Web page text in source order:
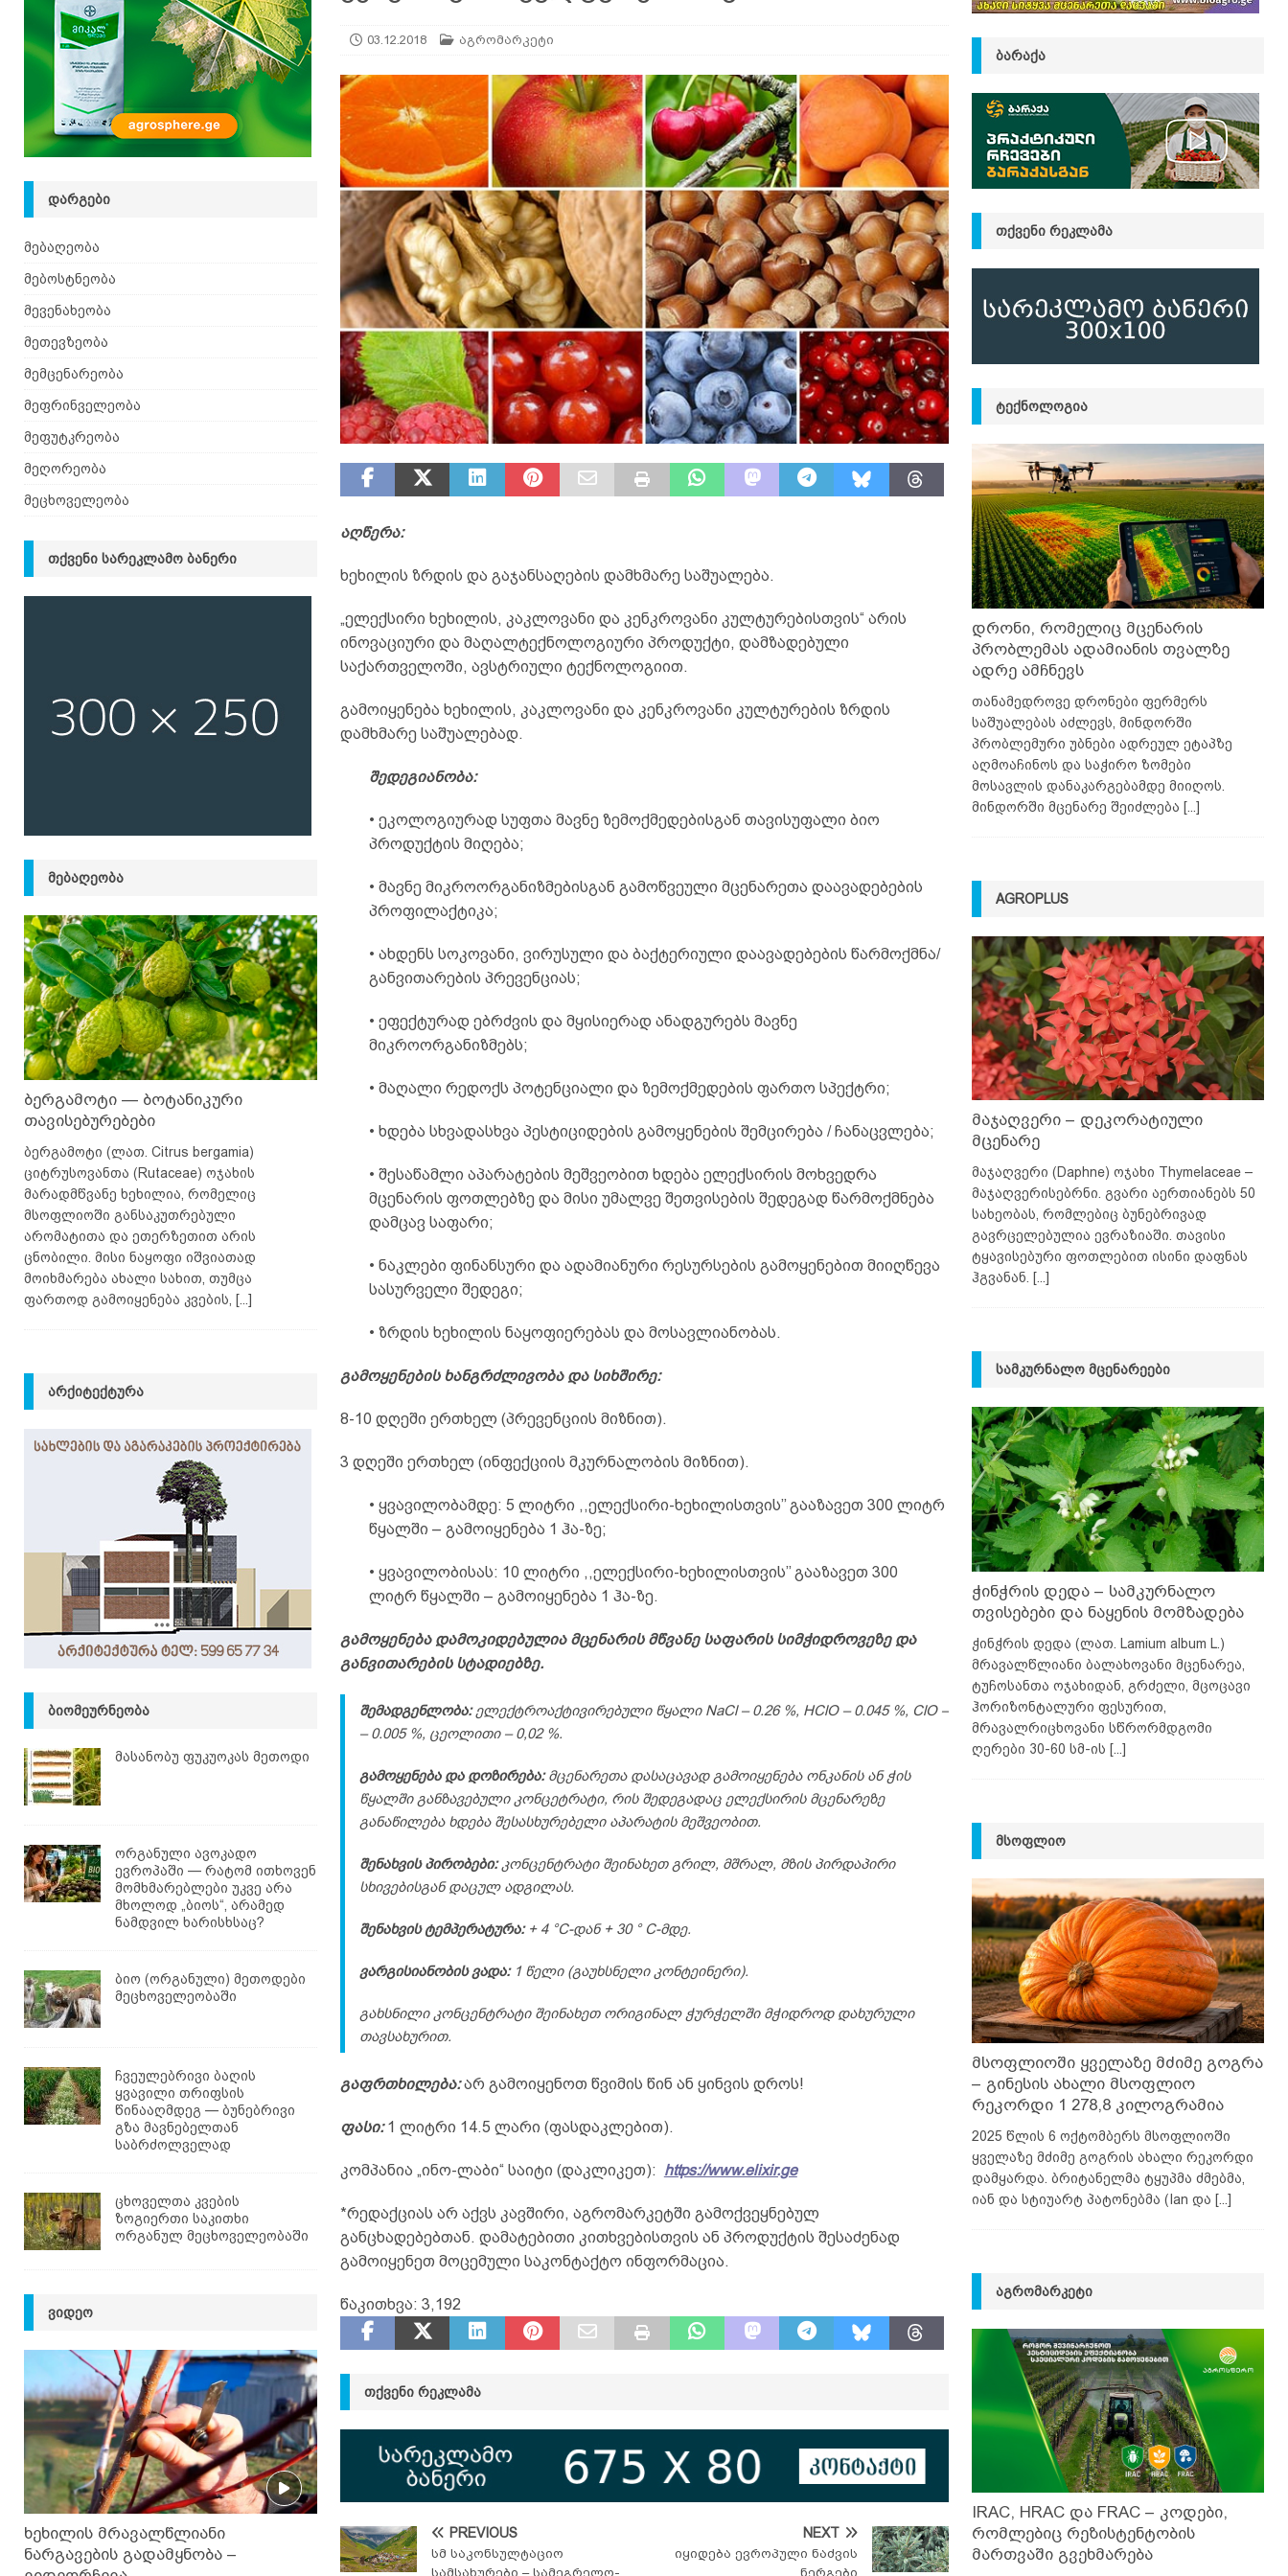
იზრდება ᲛᲔᲑᲝᲡᲢᲜᲔᲝᲑᲐ
[ 06.08.2026 ] მაჯაღვერი – დეკორატიული მცენარე AGROPLUS
03.12.2018 აგრომარკეტი
აღწერა:
ხეხილის ზრდის და გაჯანსაღების დამხმარე საშუალება.
„ელექსირი ხეხილის, კაკლოვანი და კენკროვანი კულტურებისთვის“ არის
ინოვაციური და მაღალტექნოლოგიური პროდუქტი, დამზადებული
საქართველოში, ავსტრიული ტექნოლოგიით.
გამოიყენება ხეხილის, კაკლოვანი და კენკროვანი კულტურების ზრდის
დამხმარე საშუალებად.
შედეგიანობა:
• ეკოლოგიურად სუფთა მავნე ზემოქმედებისგან თავისუფალი ბიო
პროდუქტის მიღება;
• მავნე მიკროორგანიზმებისგან გამოწვეული მცენარეთა დაავადებების
პროფილაქტიკა;
• ახდენს სოკოვანი, ვირუსული და ბაქტერიული დაავადებების წარმოქმნა/
განვითარების პრევენციას;
• ეფექტურად ებრძვის და მყისიერად ანადგურებს მავნე
მიკროორგანიზმებს;
• მაღალი რედოქს პოტენციალი და ზემოქმედების ფართო სპექტრი;
• ხდება სხვადასხვა პესტიციდების გამოყენების შემცირება / ჩანაცვლება;
• შესაწამლი აპარატების მეშვეობით ხდება ელექსირის მოხვედრა
მცენარის ფოთლებზე და მისი უმალვე შეთვისების შედეგად წარმოქმნება
დამცავ საფარი;
• ნაკლები ფინანსური და ადამიანური რესურსების გამოყენებით მიიღწევა
სასურველი შედეგი;
• ზრდის ხეხილის ნაყოფიერებას და მოსავლიანობას.
გამოყენების ხანგრძლივობა და სიხშირე:
8-10 დღეში ერთხელ (პრევენციის მიზნით).
3 დღეში ერთხელ (ინფექციის მკურნალობის მიზნით).
• ყვავილობამდე: 5 ლიტრი ,,ელექსირი-ხეხილისთვის’’ გააზავეთ 300 ლიტრ
წყალში – გამოიყენება 1 ჰა-ზე;
• ყვავილობისას: 10 ლიტრი ,,ელექსირი-ხეხილისთვის’’ გააზავეთ 300
ლიტრ წყალში – გამოიყენება 1 ჰა-ზე.
გამოყენება დამოკიდებულია მცენარის მწვანე საფარის სიმჭიდროვეზე და
განვითარების სტადიებზე.
შემადგენლობა:ელექტროაქტივირებული წყალი NaCl – 0.26 %, HClO – 0.045 %, ClO –
– 0.005 %, ცეოლითი – 0,02 %.
გამოყენება და დოზირება:მცენარეთა დასაცავად გამოიყენება ონკანის ან ჭის
წყალში განზავებული კონცეტრატი, რის შედეგადაც ელექსირის მცენარეზე
განაწილება ხდება შესასხურებელი აპარატის მეშვეობით.
შენახვის პირობები:კონცენტრატი შეინახეთ გრილ, მშრალ, მზის პირდაპირი
სხივებისგან დაცულ ადგილას.
შენახვის ტემპერატურა:+ 4 °C-დან + 30 ° C-მდე.
ვარგისიანობის ვადა:1 წელი (გაუხსნელი კონტეინერი).
გახსნილი კონცენტრატი შეინახეთ ორიგინალ ჭურჭელში მჭიდროდ დახურული
თავსახურით.
გაფრთხილება:არ გამოიყენოთ წვიმის წინ ან ყინვის დროს!
ფასი:1 ლიტრი 14.5 ლარი (ფასდაკლებით).
კომპანია „ინო-ლაბი“ საიტი (დაკლიკეთ): https://www.elixir.ge
*რედაქციას არ აქვს კავშირი, აგრომარკეტში გამოქვეყნებულ
განცხადებებთან. დამატებითი კითხვებისთვის ან პროდუქტის შესაძენად
გამოიყენეთ მოცემული საკონტაქტო ინფორმაცია.
წაკითხვა: 3,192
ᲗᲥᲕᲔᲜᲘ ᲠᲔᲙᲚᲐᲛᲐ
PREVIOUS
სმ საკონსულტაციო
სამსახურები – სამეგრელო-
NEXT
იყიდება ევროპული ნაძვის
ნერგები
ᲓᲐᲠᲒᲔᲑᲘ
მებაღეობა
მებოსტნეობა
მევენახეობა
მეთევზეობა
მემცენარეობა
მეფრინველეობა
მეფუტკრეობა
მეღორეობა
მეცხოველეობა
ᲗᲥᲕᲔᲜᲘ ᲡᲐᲠᲔᲙᲚᲐᲛᲝ ᲑᲐᲜᲔᲠᲘ
ᲛᲔᲑᲐᲦᲔᲝᲑᲐ
ბერგამოტი — ბოტანიკური
თავისებურებები
ბერგამოტი (ლათ. Citrus bergamia)
ციტრუსოვანთა (Rutaceae) ოჯახის
მარადმწვანე ხეხილია, რომელიც
მსოფლიოში განსაკუთრებული
არომატითა და ეთერზეთით არის
ცნობილი. მისი ნაყოფი იშვიათად
მოიხმარება ახალი სახით, თუმცა
ფართოდ გამოიყენება კვების,
[...]
ᲐᲠᲥᲘᲢᲔᲥᲢᲣᲠᲐ
ᲑᲘᲝᲛᲔᲣᲠᲜᲔᲝᲑᲐ
მასანობუ ფუკუოკას მეთოდი
ორგანული ავოკადო
ევროპაში — რატომ ითხოვენ
მომხმარებლები უკვე არა
მხოლოდ „ბიოს“, არამედ
ნამდვილ ხარისხსაც?
ბიო (ორგანული) მეთოდები
მეცხოველეობაში
ჩვეულებრივი ბაღის
ყვავილი თრიფსის
წინააღმდეგ — ბუნებრივი
გზა მავნებელთან
საბრძოლველად
ცხოველთა კვების
ზოგიერთი საკითხი
ორგანულ მეცხოველეობაში
ᲕᲘᲓᲔᲝ
ხეხილის მრავალწლიანი
ნარგავების გადამყნობა –
ᲑᲐᲠᲐᲥᲐ
ᲗᲥᲕᲔᲜᲘ ᲠᲔᲙᲚᲐᲛᲐ
ᲢᲔᲥᲜᲝᲚᲝᲒᲘᲐ
დრონი, რომელიც მცენარის
პრობლემას ადამიანის თვალზე
ადრე ამჩნევს
თანამედროვე დრონები ფერმერს
საშუალებას აძლევს, მინდორში
პრობლემური უბნები ადრეულ ეტაპზე
აღმოაჩინოს და საჭირო ზომები
მოსავლის დანაკარგებამდე მიიღოს.
მინდორში მცენარე შეიძლება [...]
AGROPLUS
მაჯაღვერი – დეკორატიული
მცენარე
მაჯაღვერი (Daphne) ოჯახი Thymelaceae –
მაჯაღვერისებრნი. გვარი აერთიანებს 50
სახეობას, რომლებიც ბუნებრივად
გავრცელებულია ევრაზიაში. თავისი
ტყავისებური ფოთლებით ისინი დაფნას
ჰგვანან. [...]
ᲡᲐᲛᲙᲣᲠᲜᲐᲚᲝ ᲛᲪᲔᲜᲐᲠᲔᲔᲑᲘ
ჭინჭრის დედა – სამკურნალო
თვისებები და ნაყენის მომზადება
ჭინჭრის დედა (ლათ. Lamium album L.)
მრავალწლიანი ბალახოვანი მცენარეა,
ტუჩოსანთა ოჯახიდან, გრძელი, მცოცავი
ჰორიზონტალური ფესურით,
მრავალრიცხოვანი სწრორმდგომი
ღერები 30-60 სმ-ის [...]
ᲛᲡᲝᲤᲚᲘᲝ
მსოფლიოში ყველაზე მძიმე გოგრა
– გინესის ახალი მსოფლიო
რეკორდი 1 278,8 კილოგრამია
2025 წლის 6 ოქტომბერს მსოფლიოში
ყველაზე მძიმე გოგრის ახალი რეკორდი
დამყარდა. ბრიტანელმა ტყუპმა ძმებმა,
იან და სტიუარტ პატონებმა (Ian და [...]
ᲐᲒᲠᲝᲛᲐᲠᲙᲔᲢᲘ
IRAC, HRAC და FRAC – კოდები,
რომლებიც რეზისტენტობის
მართვაში გვეხმარება